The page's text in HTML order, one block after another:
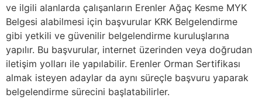
ve ilgili alanlarda çalışanların Erenler Ağaç Kesme MYK
Belgesi alabilmesi için başvurular KRK Belgelendirme
gibi yetkili ve güvenilir belgelendirme kuruluşlarına
yapılır. Bu başvurular, internet üzerinden veya doğrudan
iletişim yolları ile yapılabilir. Erenler Orman Sertifikası
almak isteyen adaylar da aynı süreçle başvuru yaparak
belgelendirme sürecini başlatabilirler.